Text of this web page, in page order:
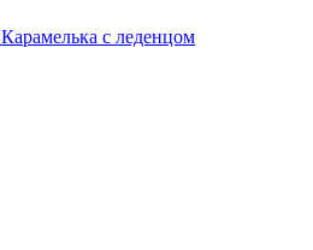
Карамелька с леденцом